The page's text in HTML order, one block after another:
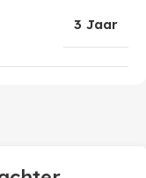
3 Jaar